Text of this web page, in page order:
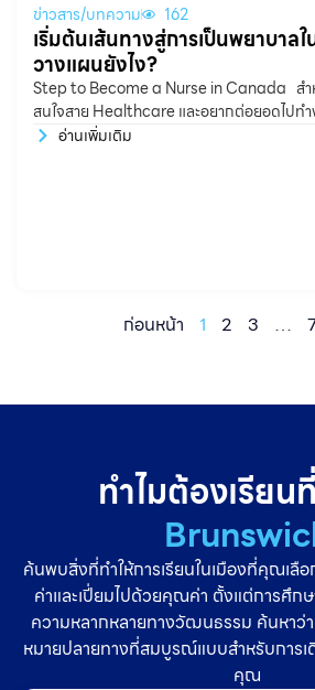
ข่าวสาร/บทความ 162
เริ่มต้นเส้นทางสู่การเป็นพยาบาล
วางแผนยังไง?
Step to Become a Nurse in Canada สำ
สนใจสาย Healthcare และอยากต่อยอดไปทำ
แคนาดา หลายคนอาจสงสัยว่า ต้องเริ่มจากตร
อ่านเพิ่มเติม
ก่อนหน้า 1 2 3 …
ทำไมต้องเรียนที่
ค้นพบสิ่งที่ทำให้การเรียนในเมืองที่คุณเลื
ค่าและเปี่ยมไปด้วยคุณค่า ตั้งแต่การศึ
ความหลากหลายทางวัฒนธรรม ค้นหาว่
หมายปลายทางที่สมบูรณ์แบบสำหรับการเ
คุณ